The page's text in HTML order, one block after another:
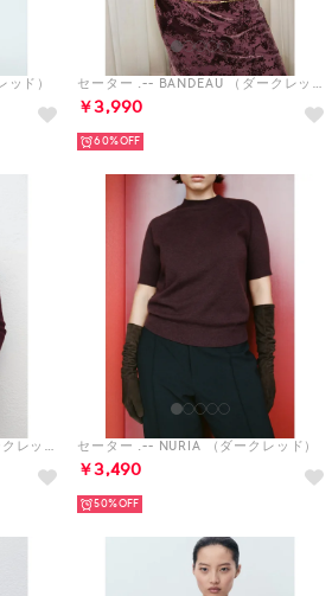
ド） セーター .-- BANDEAU （ダークレッド）
￥3,990
60%
セーター .-- ARANTXA （ダークレッド） セーター .-- NURIA （ダークレッド）
￥3,490
50%